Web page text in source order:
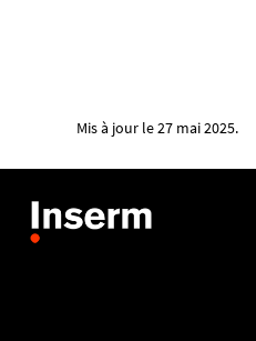
Mis à jour le 27 mai 2025.